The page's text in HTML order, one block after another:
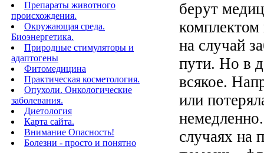
Препараты животного
происхождения.
Окружающая среда.
Биоэнергетика.
Природные стимуляторы и
адаптогены
Фитомедицина
Практическая косметология.
Опухоли. Онкологические
заболевания.
Диетология
Карта сайта.
Внимание Опасность!
Болезни - просто и понятно
берут
на случай
пути. Но в
всякое.
или
случаях на